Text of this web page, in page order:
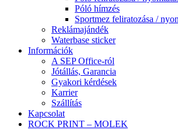
Póló hímzés
Sportmez feliratozása /
Reklámajándék
Waterbase sticker
Információk
A SEP Office-ról
Jótállás, Garancia
Gyakori kérdések
Karrier
Szállítás
Kapcsolat
ROCK PRINT – MOLEK